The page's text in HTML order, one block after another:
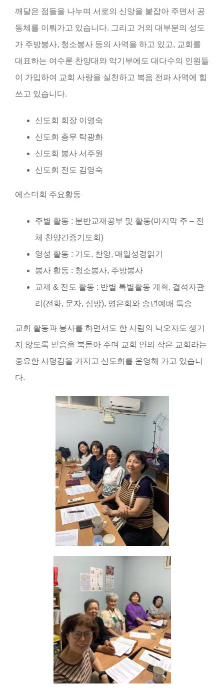
깨달은 점들을 나누며 서로의 신앙을 붙잡아 주면서 공
동체를 이뤄가고 있습니다. 그리고 거의 대부분의 성도
가 주방봉사, 청소봉사 등의 사역을 하고 있고, 교회를
대표하는 여수룬 찬양대와 악기부에도 대다수의 인원들
이 가입하여 교회 사랑을 실천하고 복음 전파 사역에 힘
쓰고 있습니다.
신도회 회장 이영숙
신도회 총무 탁광화
신도회 봉사 서주원
신도회 전도 김영숙
에스더회 주요활동
주별 활동 : 분반교재공부 및 활동(마지막 주 – 전
체 찬양간증기도회)
영성 활동 : 기도, 찬양, 매일성경읽기
봉사 활동 : 청소봉사, 주방봉사
교제 & 전도 활동 : 반별 특별활동 계획, 결석자관
리(전화, 문자, 심방), 영은회와 송년예배 특송
교회 활동과 봉사를 하면서도 한 사람의 낙오자도 생기
지 않도록 믿음을 북돋아 주며 교회 안의 작은 교회라는
중요한 사명감을 가지고 신도회를 운영해 가고 있습니
다.